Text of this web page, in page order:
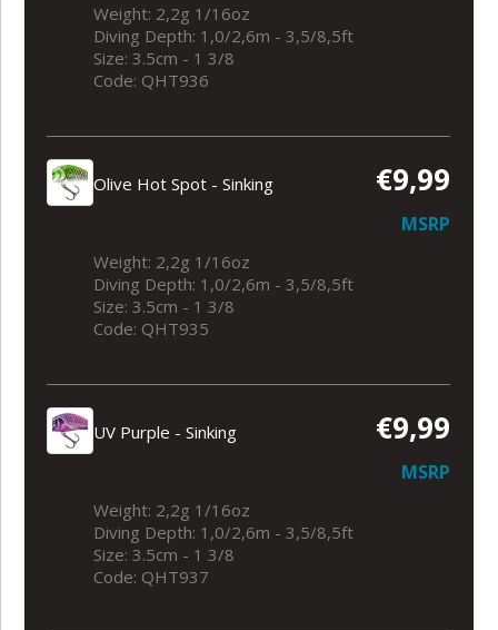
Weight: 2,2g 1/16oz
Diving Depth: 1,0/2,6m - 3,5/8,5ft
Size: 3.5cm - 1 3/8
Code: QHT936
Olive Hot Spot - Sinking €9,99
MSRP
Weight: 2,2g 1/16oz
Diving Depth: 1,0/2,6m - 3,5/8,5ft
Size: 3.5cm - 1 3/8
Code: QHT935
UV Purple - Sinking €9,99
MSRP
Weight: 2,2g 1/16oz
Diving Depth: 1,0/2,6m - 3,5/8,5ft
Size: 3.5cm - 1 3/8
Code: QHT937